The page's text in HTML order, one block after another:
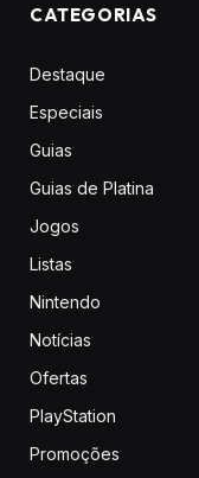
CATEGORIAS
Destaque
Especiais
Guias
Guias de Platina
Jogos
Listas
Nintendo
Notícias
Ofertas
PlayStation
Promoções